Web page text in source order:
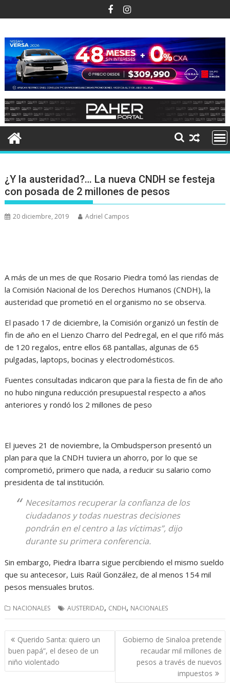
al
¿Y la austeridad?… La nueva CNDH se festeja
con posada de 2 millones de pesos
20 diciembre, 2019 Adriel Campos
A más de un mes de que Rosario Piedra tomó las riendas de
la Comisión Nacional de los Derechos Humanos (CNDH), la
austeridad que prometió en el organismo no se observa.
El pasado 17 de diciembre, la Comisión organizó un festín de
fin de año en el Lienzo Charro del Pedregal, en el que rifó más
de 120 regalos, entre ellos 68 pantallas, algunas de 65
pulgadas, laptops, bocinas y electrodomésticos.
Fuentes consultadas indicaron que para la fiesta de fin de año
no hubo ninguna reducción presupuestal respecto a años
anteriores y rondó los 2 millones de peso
El jueves 21 de noviembre, la Ombudsperson presentó un
plan para que la CNDH tuviera un ahorro, por lo que se
comprometió, primero que nada, a reducir su salario como
presidenta de tal institución.
Necesitamos recuperar la confianza de los
ciudadanos y todas nuestras decisiones
pondrán en el centro a las víctimas”, dijo
durante su primera conferencia.
Sin embargo, Piedra Ibarra sigue percibiendo el mismo sueldo
que su antecesor, Luis Raúl González, de al menos 154 mil
pesos mensuales brutos.
NACIONALES AUSTERIDAD, CNDH, NACIONALES
Navegación
de
entradas
Querido Santa: quiero un
buen papá”, el deseo de un
niño violentado
Gobierno de Sinaloa pretende
recaudar mil millones de
pesos a través de nuevos
impuestos